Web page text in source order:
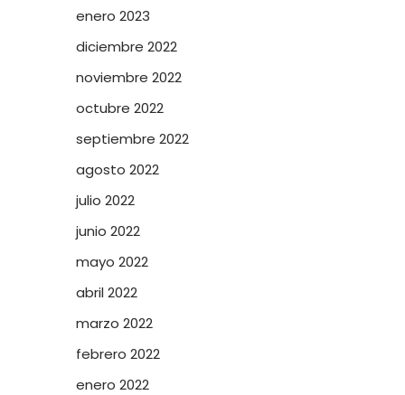
enero 2023
diciembre 2022
noviembre 2022
octubre 2022
septiembre 2022
agosto 2022
julio 2022
junio 2022
mayo 2022
abril 2022
marzo 2022
febrero 2022
enero 2022